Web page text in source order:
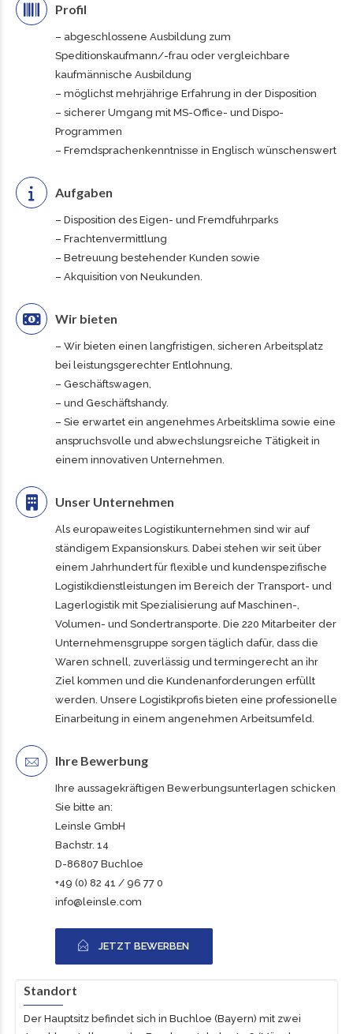
Profil
– abgeschlossene Ausbildung zum
Speditionskaufmann/-frau oder vergleichbare
kaufmännische Ausbildung
– möglichst mehrjährige Erfahrung in der Disposition
– sicherer Umgang mit MS-Office- und Dispo-
Programmen
– Fremdsprachenkenntnisse in Englisch wünschenswert
Aufgaben
– Disposition des Eigen- und Fremdfuhrparks
– Frachtenvermittlung
– Betreuung bestehender Kunden sowie
– Akquisition von Neukunden.
Wir bieten
– Wir bieten einen langfristigen, sicheren Arbeitsplatz
bei leistungsgerechter Entlohnung,
– Geschäftswagen,
– und Geschäftshandy.
– Sie erwartet ein angenehmes Arbeitsklima sowie eine
anspruchsvolle und abwechslungsreiche Tätigkeit in
einem innovativen Unternehmen.
Unser Unternehmen
Als europaweites Logistikunternehmen sind wir auf
ständigem Expansionskurs. Dabei stehen wir seit über
einem Jahrhundert für flexible und kundenspezifische
Logistikdienstleistungen im Bereich der Transport- und
Lagerlogistik mit Spezialisierung auf Maschinen-,
Volumen- und Sondertransporte. Die 220 Mitarbeiter der
Unternehmensgruppe sorgen täglich dafür, dass die
Waren schnell, zuverlässig und termingerecht an ihr
Ziel kommen und die Kundenanforderungen erfüllt
werden. Unsere Logistikprofis bieten eine professionelle
Einarbeitung in einem angenehmen Arbeitsumfeld.
Ihre Bewerbung
Ihre aussagekräftigen Bewerbungsunterlagen schicken
Sie bitte an:
Leinsle GmbH
Bachstr. 14
D-86807 Buchloe
+49 (0) 82 41 / 96 77 0
info@leinsle.com
JETZT BEWERBEN
Standort
Der Hauptsitz befindet sich in Buchloe (Bayern) mit zwei